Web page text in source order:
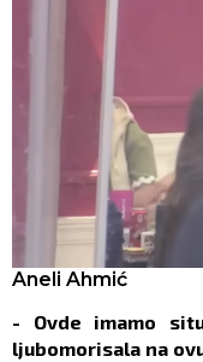
Aneli Ahmić
- Ovde imamo
ljubomorisala na